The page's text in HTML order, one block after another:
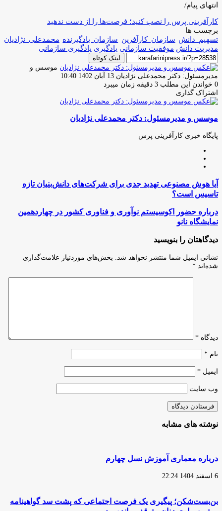
انتهای پیام/
کارآفرینی پرس را نصب کنید؛ فرصت‌ها را از دست ندهید
برچسب ها
تسهیم دانش سازمان کارآفرین سازمان یادگیرنده محمدعلی نژادیان
مدیریت دانش موفقیت سازمانی یادگیری یادگیری سازمانی
لینک کوتاه
موسس و
مدیرمسئول: دکتر محمدعلی نژادیان ارسال
ایمیل
13 آبان 1402 10:40
0 خواندن این مطلب 3 دقیقه زمان میبرد
اشتراک گذاری
فیس
توئیتر
لینکدین
واتس
تلگرام
اشتراک
از
ایمیل
چاپ
موسس و مدیرمسئول: دکتر محمدعلی نژادیان
پایگاه خبری کارآفرینی پرس
آیا
هوش
مصنوعی
تهدید
جدی
برای
شرکت‌های
دانش‌بنیان
تاسیس
است؟
آیا هوش مصنوعی تهدید جدی برای شرکت‌های دانش‌بنیان تازه
تاسیس است؟
درباره
حضور
اکوسیستم
نوآوری
و
فناوری
کشور
در
چهاردهمین
درباره حضور اکوسیستم نوآوری و فناوری کشور در چهاردهمین
نمایشگاه نانو
دیدگاهتان را بنویسید
نشانی ایمیل شما منتشر نخواهد شد.
بخش‌های موردنیاز علامت‌گذاری
شده‌اند *
دیدگاه *
نام *
ایمیل *
وب‌ سایت
نوشته های مشابه
درباره معماری آموزش نسل چهارم
6 اسفند 1404 22:24
بن‌بست‌شکن؛ پیگیری یک فرصت اجتماعی که پشت سد گواهینامه